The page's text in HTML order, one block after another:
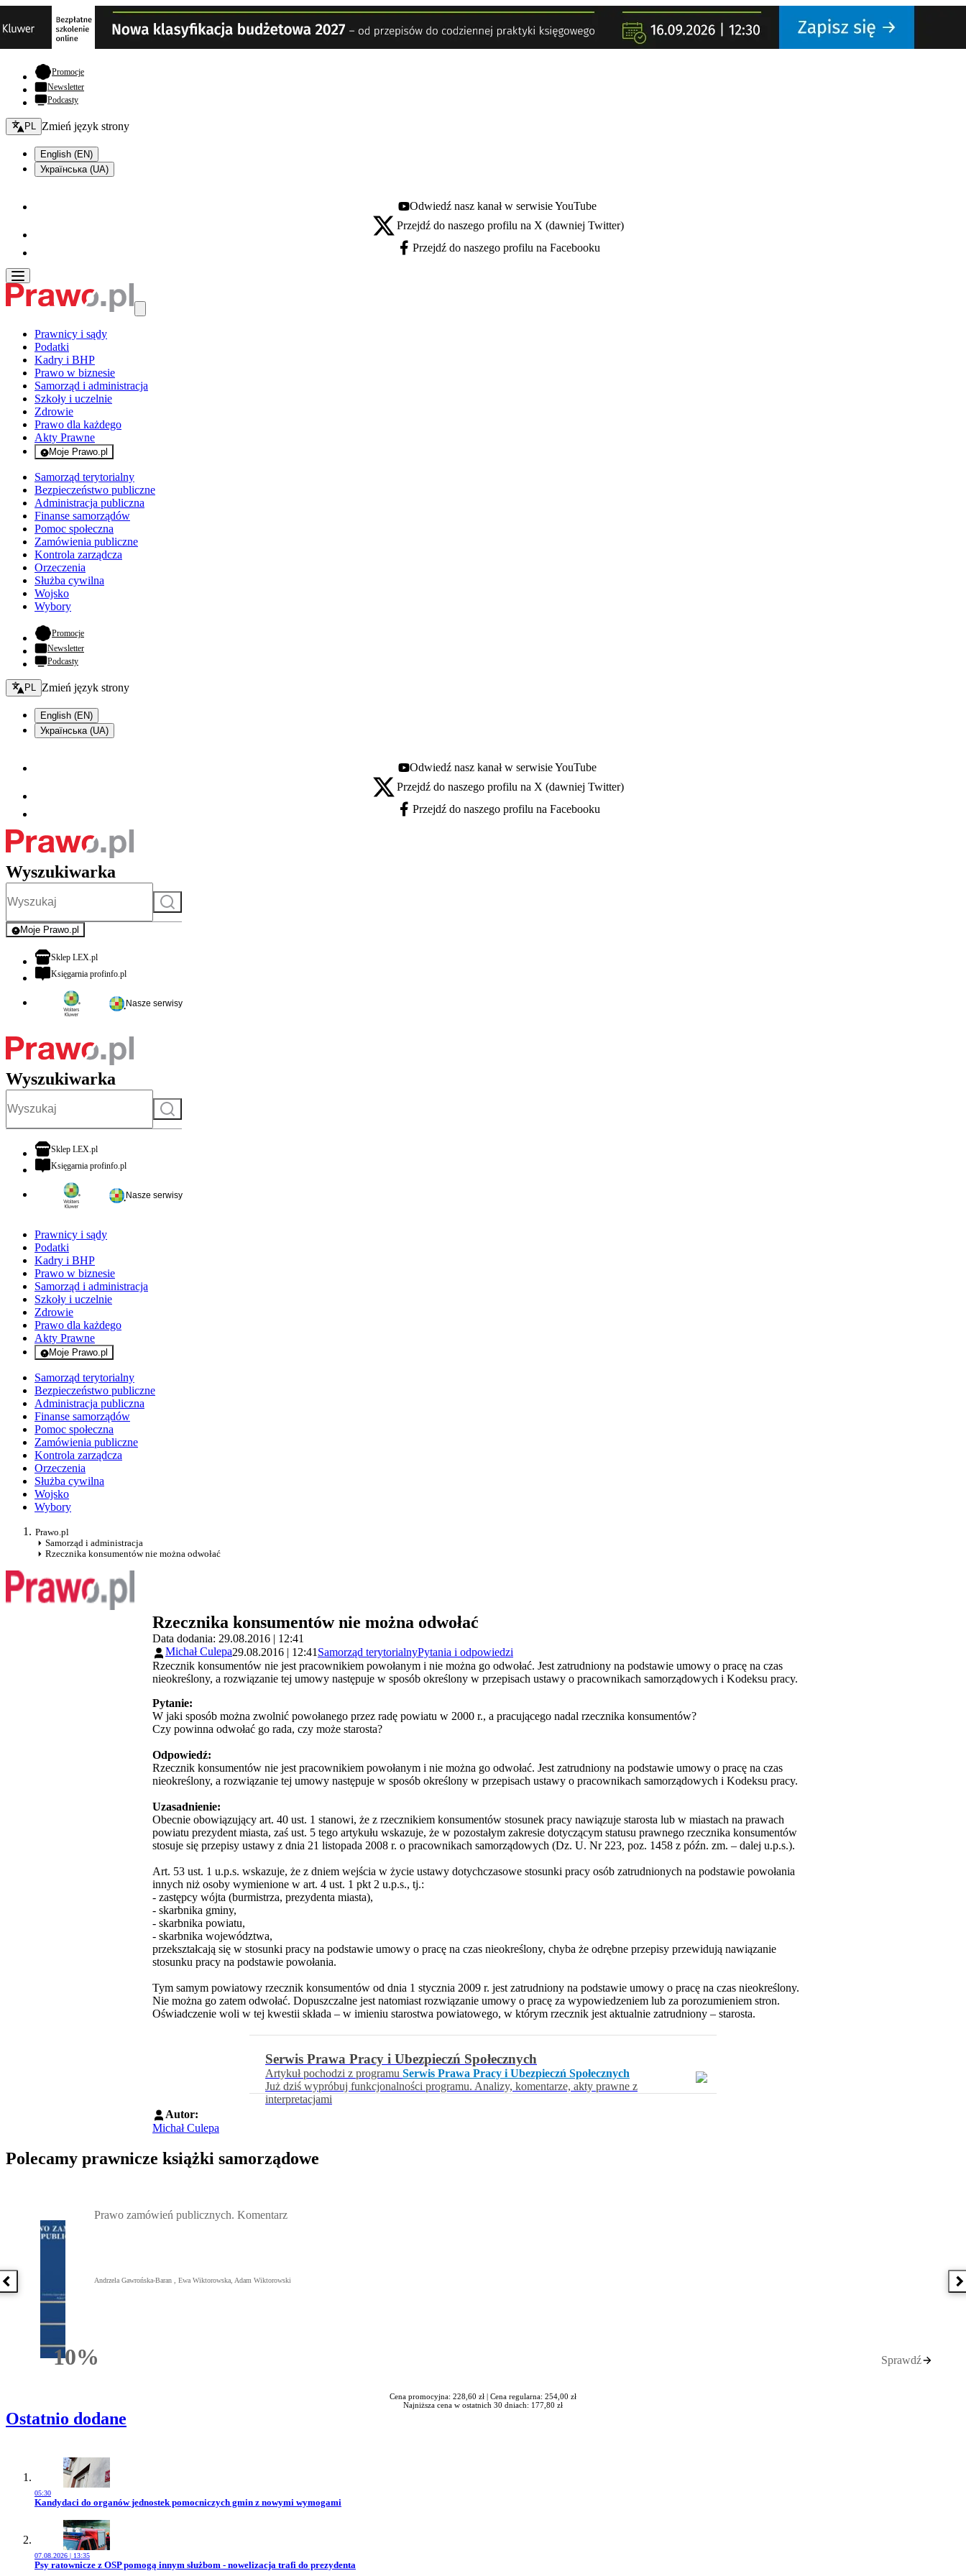
Promocje- otwiera się w nowej karcie
Newsletter
Podcasty
Zmień język - bieżący:
PL Zmień język strony
English (EN)
Українська (UA)
Youtube - otwiera się w nowej karcie
Odwiedź nasz kanał w serwisie YouTube
X - otwiera się w nowej karcie
Przejdź do naszego profilu na X (dawniej Twitter)
Facebook - otwiera się w nowej karcie
Przejdź do naszego profilu na Facebooku
Prawnicy i sądy
Podatki
Kadry i BHP
Prawo w biznesie
Samorząd i administracja
Szkoły i uczelnie
Zdrowie
Prawo dla każdego
Akty Prawne
Moje Prawo.pl
- rejestracja i logowanie do serwisu
Samorząd terytorialny
Bezpieczeństwo publiczne
Administracja publiczna
Finanse samorządów
Pomoc społeczna
Zamówienia publiczne
Kontrola zarządcza
Orzeczenia
Służba cywilna
Wojsko
Wybory
Promocje- otwiera się w nowej karcie
Newsletter
Podcasty
Zmień język - bieżący:
PL Zmień język strony
English (EN)
Українська (UA)
Youtube - otwiera się w nowej karcie
Odwiedź nasz kanał w serwisie YouTube
X - otwiera się w nowej karcie
Przejdź do naszego profilu na X (dawniej Twitter)
Facebook - otwiera się w nowej karcie
Przejdź do naszego profilu na Facebooku
Wyszukiwarka
Szukaj
Moje Prawo.pl
- rejestracja i logowanie do serwisu
Sklep LEX.plotwiera się w nowej karcie
Księgarnia profinfo.plotwiera się w nowej karcie
Nasze serwisy
Wyszukiwarka
Szukaj
Sklep LEX.plotwiera się w nowej karcie
Księgarnia profinfo.plotwiera się w nowej karcie
Nasze serwisy
Prawnicy i sądy
Podatki
Kadry i BHP
Prawo w biznesie
Samorząd i administracja
Szkoły i uczelnie
Zdrowie
Prawo dla każdego
Akty Prawne
Moje Prawo.pl
- rejestracja i logowanie do serwisu
Samorząd terytorialny
Bezpieczeństwo publiczne
Administracja publiczna
Finanse samorządów
Pomoc społeczna
Zamówienia publiczne
Kontrola zarządcza
Orzeczenia
Służba cywilna
Wojsko
Wybory
Prawo.pl
Samorząd i administracja
Rzecznika konsumentów nie można odwołać
Rzecznika konsumentów nie można odwołać
Data dodania: 29.08.2016 | 12:41
Michał Culepa29.08.2016 | 12:41 Samorząd terytorialnyPytania i odpowiedzi
Rzecznik konsumentów nie jest pracownikiem powołanym i nie można go odwołać. Jest zatrudniony na podstawie umowy o pracę na czas
nieokreślony, a rozwiązanie tej umowy następuje w sposób określony w przepisach ustawy o pracownikach samorządowych i Kodeksu pracy.
Pytanie:
W jaki sposób można zwolnić powołanego przez radę powiatu w 2000 r., a pracującego nadal rzecznika konsumentów?
Czy powinna odwołać go rada, czy może starosta?
Odpowiedź:
Rzecznik konsumentów nie jest pracownikiem powołanym i nie można go odwołać. Jest zatrudniony na podstawie umowy o pracę na czas
nieokreślony, a rozwiązanie tej umowy następuje w sposób określony w przepisach ustawy o pracownikach samorządowych i Kodeksu pracy.
Uzasadnienie:
Obecnie obowiązujący art. 40 ust. 1 stanowi, że z rzecznikiem konsumentów stosunek pracy nawiązuje starosta lub w miastach na prawach
powiatu prezydent miasta, zaś ust. 5 tego artykułu wskazuje, że w pozostałym zakresie dotyczącym statusu prawnego rzecznika konsumentów
stosuje się przepisy ustawy z dnia 21 listopada 2008 r. o pracownikach samorządowych (Dz. U. Nr 223, poz. 1458 z późn. zm. – dalej u.p.s.).
Art. 53 ust. 1 u.p.s. wskazuje, że z dniem wejścia w życie ustawy dotychczasowe stosunki pracy osób zatrudnionych na podstawie powołania
innych niż osoby wymienione w art. 4 ust. 1 pkt 2 u.p.s., tj.:
- zastępcy wójta (burmistrza, prezydenta miasta),
- skarbnika gminy,
- skarbnika powiatu,
- skarbnika województwa,
przekształcają się w stosunki pracy na podstawie umowy o pracę na czas nieokreślony, chyba że odrębne przepisy przewidują nawiązanie
stosunku pracy na podstawie powołania.
Tym samym powiatowy rzecznik konsumentów od dnia 1 stycznia 2009 r. jest zatrudniony na podstawie umowy o pracę na czas nieokreślony.
Nie można go zatem odwołać. Dopuszczalne jest natomiast rozwiązanie umowy o pracę za wypowiedzeniem lub za porozumieniem stron.
Oświadczenie woli w tej kwestii składa – w imieniu starostwa powiatowego, w którym rzecznik jest aktualnie zatrudniony – starosta.
Serwis Prawa Pracy i Ubezpieczń Społecznych
Artykuł pochodzi z programu Serwis Prawa Pracy i Ubezpieczń Społecznych
Już dziś wypróbuj funkcjonalności programu. Analizy, komentarze, akty prawne z
interpretacjami
Autor:
Michał Culepa
Polecamy prawnicze książki samorządowe
Poprzednia książka
10%Rabatu
Prawo zamówień publicznych. Komentarz
Andrzela Gawrońska-Baran , Ewa Wiktorowska, Adam Wiktorowski
Sprawdź
Cena promocyjna: 228,60 zł | Cena regularna: 254,00 zł
Najniższa cena w ostatnich 30 dniach: 177,80 zł
Ostatnio dodane
05:30
Przejdź do artykułu:
Kandydaci do organów jednostek pomocniczych gmin z nowymi wymogami
07.08.2026 | 13:35
Przejdź do artykułu:
Psy ratownicze z OSP pomogą innym służbom - nowelizacja trafi do prezydenta